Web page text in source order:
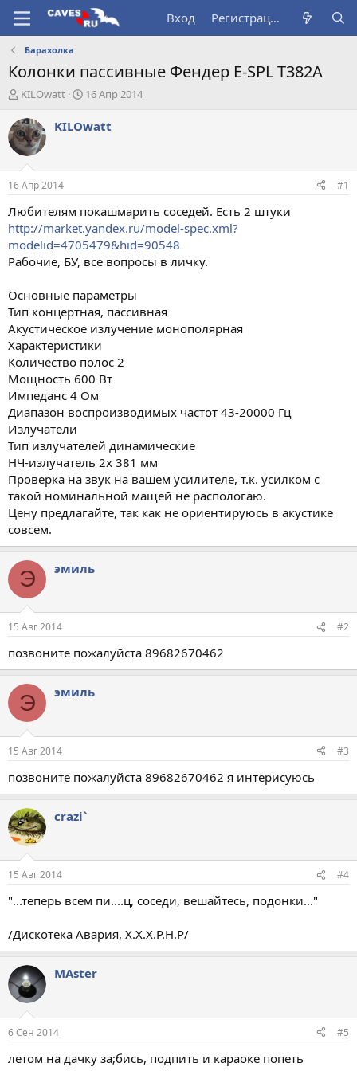
Вход Регистрация
Барахолка
Колонки пассивные Фендер E-SPL Т382А
А
т
о
р
т
е
м
ы
KILOwatt
Д
т
а
л
16 Апр 2014
KILOwatt
16 Апр 2014 #1
Любителям покашмарить соседей. Есть 2 штуки
http://market.yandex.ru/model-spec.xml?
modelid=4705479&hid=90548
Рабочие, БУ, все вопросы в личку.
Основные параметры
Тип концертная, пассивная
Акустическое излучение монополярная
Характеристики
Количество полос 2
Мощность 600 Вт
Импеданс 4 Ом
Диапазон воспроизводимых частот 43-20000 Гц
Излучатели
Тип излучателей динамические
НЧ-излучатель 2x 381 мм
Проверка на звук на вашем усилителе, т.к. усилком с
такой номинальной мащей не распологаю.
Цену предлагайте, так как не ориентируюсь в акустике
совсем.
Э эмиль
15 Авг 2014 #2
позвоните пожалуйста 89682670462
Э эмиль
15 Авг 2014 #3
позвоните пожалуйста 89682670462 я интерисуюсь
crazi`
15 Авг 2014 #4
"...теперь всем пи....ц, соседи, вешайтесь, подонки..."
/Дискотека Авария, Х.Х.Х.Р.Н.Р/
МАster
6 Сен 2014 #5
летом на дачку за;бись, подпить и караоке попеть